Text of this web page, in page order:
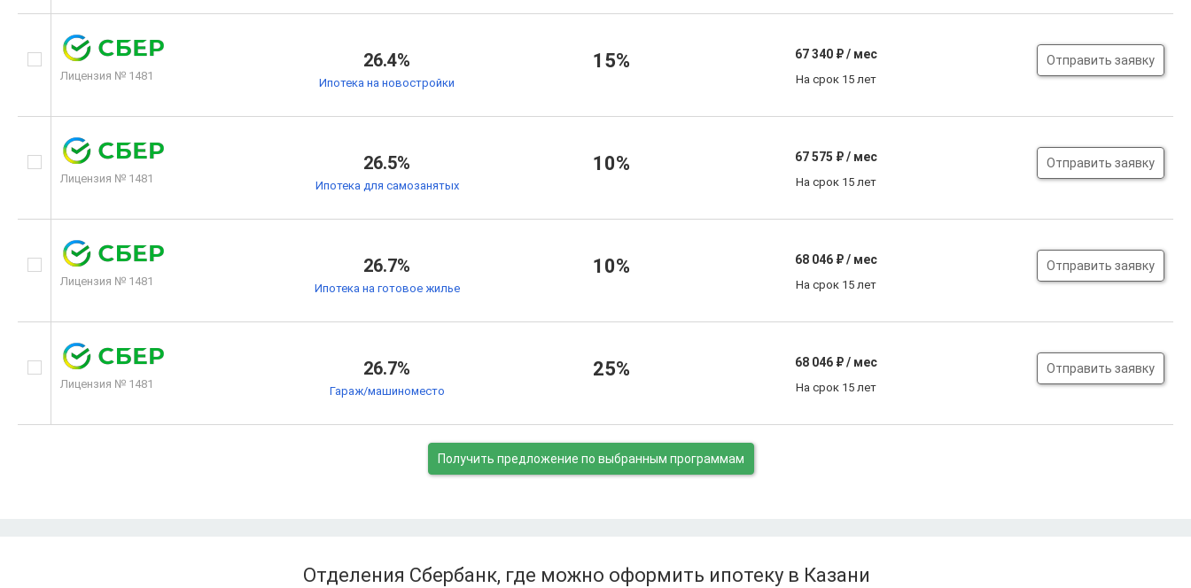
Лицензия № 1481
26.4%
Ипотека на новостройки
15% 67 340₽ / мес
На срок 15 лет
Отправить заявку
Лицензия № 1481
26.5%
Ипотека для самозанятых
10% 67 575 ₽ / мес
На срок 15 лет
Отправить заявку
Лицензия № 1481
26.7%
Ипотека на готовое жилье
10% 68 046₽ / мес
На срок 15 лет
Отправить заявку
Лицензия № 1481
26.7%
Гараж/машиноместо
25% 68 046₽ / мес
На срок 15 лет
Отправить заявку
Получить предложение по выбранным программам
Отделения Сбербанк, где можно оформить ипотеку в Казани